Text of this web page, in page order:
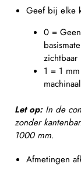
Geef bij elke
0 =
zichtbaar
1 = 1
Let op:In de
zonder
1000 mm.
Afmetingen